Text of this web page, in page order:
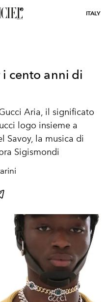
ITALY
cento anni di
Aria, il significato
logo insieme a
Savoy, la musica di
Sigismondi